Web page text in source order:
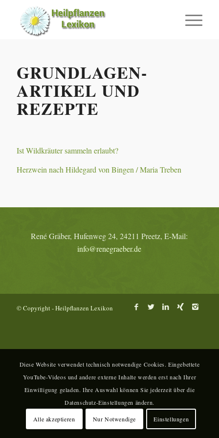
GRUNDLAGEN-
ARTIKEL UND
REZEPTE
Ist Wildkräuter sammeln erlaubt?
Herzwein nach Hildegard von Bingen / Maria Treben
René Gräber, Hufenweg 24, 24211 Preetz, E-Mail:
info@renegraeber.de
© Copyright - Heilpflanzen Lexikon
Diese Website verwendet technisch notwendige Cookies. Eingebettete
YouTube-Videos und andere externe Inhalte werden erst nach Ihrer
Einwilligung geladen. Ihre Auswahl können Sie jederzeit über die
Datenschutz-Einstellungen ändern.
Alle akzeptieren Nur Notwendige Einstellungen